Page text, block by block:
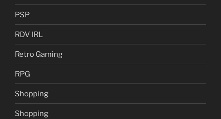
PSP
RDV IRL
Retro Gaming
RPG
Shopping
Shopping